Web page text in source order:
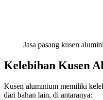
Jasa pasang kusen
Kelebihan Kusen
Kusen aluminium memiliki
dari bahan lain, di antaranya: